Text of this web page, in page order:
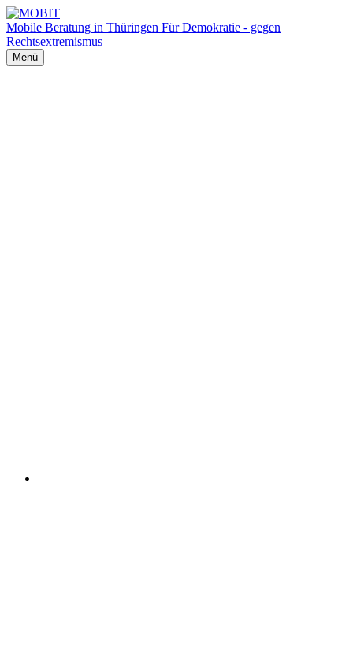
Mobile Beratung in Thüringen Für Demokratie - gegen
Rechtsextremismus
Menü